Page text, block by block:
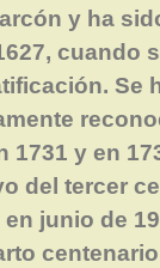
y ha
cuando
Se
1731 y en
del tercer
junio de